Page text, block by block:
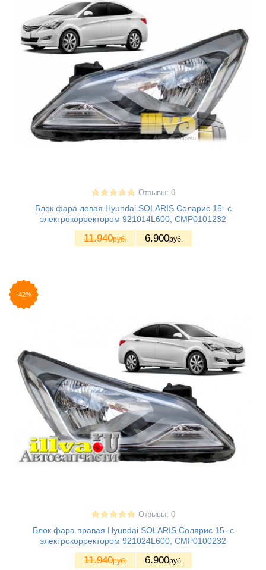
Отзывы: 0
Блок фара левая Hyundai SOLARIS Соларис 15- с
электрокорректором 921014L600, CMP0101232
11.940руб. 6.900руб.
-42%
Отзывы: 0
Блок фара правая Hyundai SOLARIS Солярис 15- с
электрокорректором 921024L600, CMP0100232
11.940руб. 6.900руб.